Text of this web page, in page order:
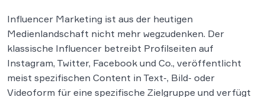
Influencer Marketing ist aus der heutigen
Medienlandschaft nicht mehr wegzudenken. Der
klassische Influencer betreibt Profilseiten auf
Instagram, Twitter, Facebook und Co., veröffentlicht
meist spezifischen Content in Text-, Bild- oder
Videoform für eine spezifische Zielgruppe und verfügt